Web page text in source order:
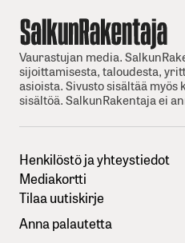
Vaurastujan media.
sijoittamisesta, taloudesta,
asioista. Sivusto sisältää
sisältöä. SalkunRakentaja ei
Henkilöstö ja yhteystiedot
Mediakortti
Tilaa uutiskirje
Anna palautetta